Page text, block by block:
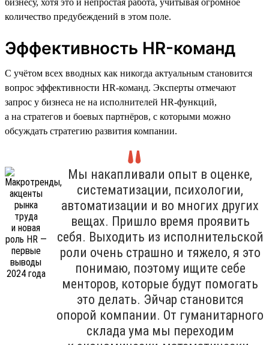
количество предубеждений в этом поле.
Эффективность HR-команд
С учётом всех вводных как никогда актуальным становится
вопрос эффективности HR-команд. Эксперты отмечают
запрос у бизнеса не на исполнителей HR-функций,
а на стратегов и боевых партнёров, с которыми можно
обсуждать стратегию развития компании.
Мы накапливали опыт в оценке,
систематизации, психологии,
автоматизации и во многих других
вещах. Пришло время проявить
себя. Выходить из исполнительской
роли очень страшно и тяжело, я это
понимаю, поэтому ищите себе
менторов, которые будут помогать
это делать. Эйчар становится
опорой компании. От гуманитарного
склада ума мы переходим